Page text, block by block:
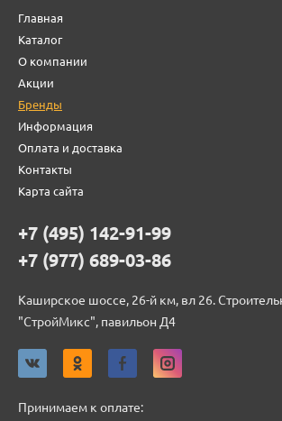
Главная
Каталог
О компании
Акции
Бренды
Информация
Оплата и доставка
Контакты
Карта сайта
+7 (495) 142-91-99
+7 (977) 689-03-86
Каширское шоссе, 26-й км, вл 26.
"СтройМикс", павильон Д4
Принимаем к оплате: